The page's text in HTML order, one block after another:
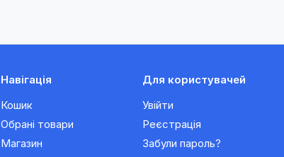
Навігація
Кошик
Обрані товари
Магазин
Для користувачей
Увійти
Реєстрація
Забули пароль?